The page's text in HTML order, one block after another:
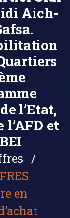
Aich-
l’Etat,
l’AFD et
en